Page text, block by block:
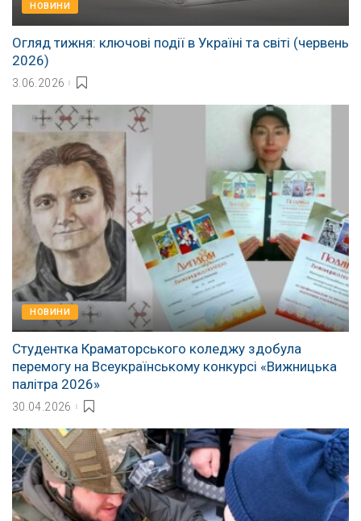
НОВИНИ
Огляд тижня: ключові події в Україні та світі (червень
2026)
3.06.2026
НОВИНИ
Студентка Краматорського коледжу здобула
перемогу на Всеукраїнському конкурсі «Вижницька
палітра 2026»
30.04.2026